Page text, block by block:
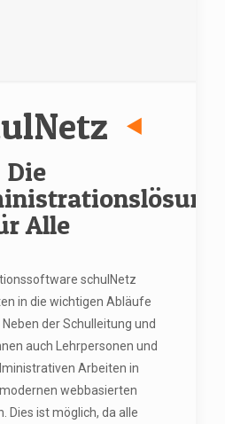
Die
Alle
schulNetz
in die wichtigen Abläufe
der Schulleitung und
auch Lehrpersonen und
Arbeiten in
webbasierten
Dies ist möglich, da alle